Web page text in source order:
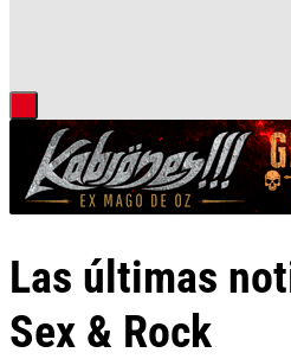
Las últimas
Sex & Rock